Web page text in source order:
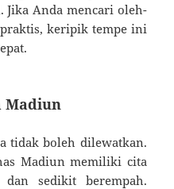
Jika Anda mencari oleh-
keripik tempe ini
Madiun
tidak boleh dilewatkan.
Madiun memiliki cita
sedikit berempah.